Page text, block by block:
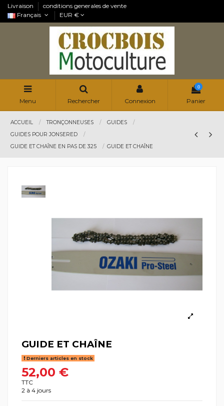
Livraison
conditions generales de vente
Français
EUR €
Menu Rechercher Connexion
0
Panier
ACCUEIL TRONÇONNEUSES
GUIDES
GUIDES POUR JONSERED
GUIDE ET CHAÎNE EN PAS DE 325
GUIDE ET CHAÎNE
GUIDE ET CHAÎNE
Derniers articles en stock
52,00 €
TTC
2 à 4 jours